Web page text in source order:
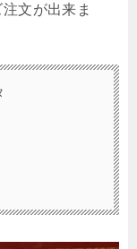
文が出来ま